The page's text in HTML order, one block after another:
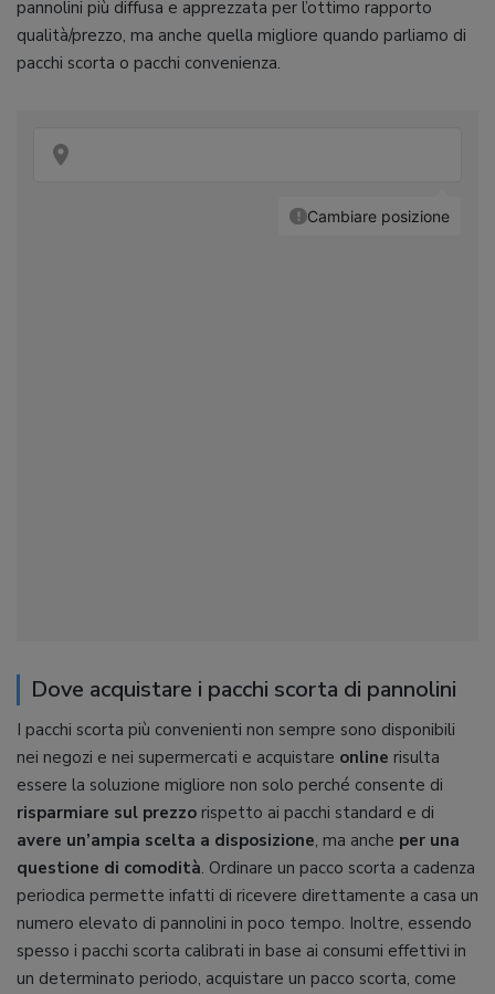
pannolini più diffusa e apprezzata per l’ottimo rapporto
qualità/prezzo, ma anche quella migliore quando parliamo di
pacchi scorta o pacchi convenienza.
Dove acquistare i pacchi scorta di pannolini
I pacchi scorta più convenienti non sempre sono disponibili
nei negozi e nei supermercati e acquistare online risulta
essere la soluzione migliore non solo perché consente di
risparmiare sul prezzo rispetto ai pacchi standard e di
avere un’ampia scelta a disposizione, ma anche per una
questione di comodità. Ordinare un pacco scorta a cadenza
periodica permette infatti di ricevere direttamente a casa un
numero elevato di pannolini in poco tempo. Inoltre, essendo
spesso i pacchi scorta calibrati in base ai consumi effettivi in
un determinato periodo, acquistare un pacco scorta, come